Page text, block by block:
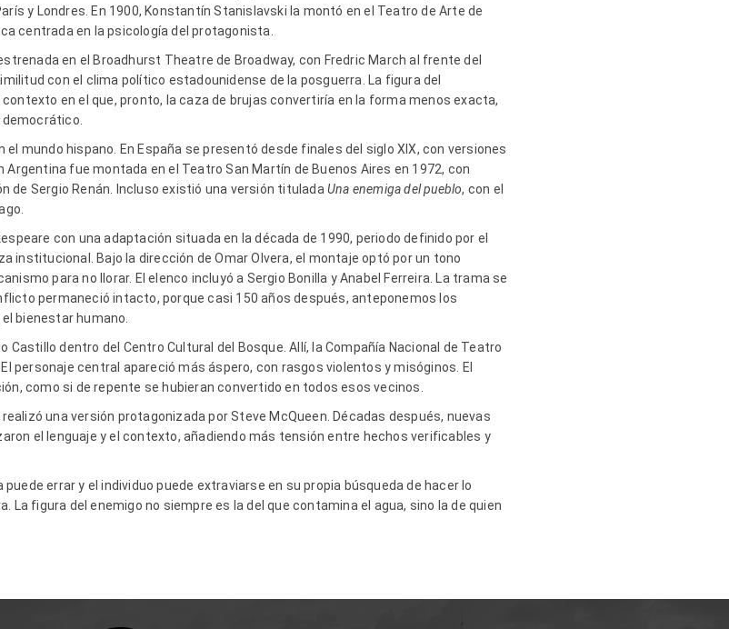
y Londres. En 1900, Konstantín Stanislavski la montó en el Teatro de Arte de
centrada en la psicología del protagonista.
en el Broadhurst Theatre de Broadway, con Fredric March al frente del
con el clima político estadounidense de la posguerra. La figura del
en el que, pronto, la caza de brujas convertiría en la forma menos exacta,
mundo hispano. En España se presentó desde finales del siglo XIX, con versiones
fue montada en el Teatro San Martín de Buenos Aires en 1972, con
de Sergio Renán. Incluso existió una versión tituladaUna enemiga del pueblo, con el
con una adaptación situada en la década de 1990, periodo definido por el
institucional. Bajo la dirección de Omar Olvera, el montaje optó por un tono
para no llorar. El elenco incluyó a Sergio Bonilla y Anabel Ferreira. La trama se
permaneció intacto, porque casi 150 años después, anteponemos los
bienestar humano.
dentro del Centro Cultural del Bosque. Allí, la Compañía Nacional de Teatro
personaje central apareció más áspero, con rasgos violentos y misóginos. El
como si de repente se hubieran convertido en todos esos vecinos.
una versión protagonizada por Steve McQueen. Décadas después, nuevas
el lenguaje y el contexto, añadiendo más tensión entre hechos verificables y
errar y el individuo puede extraviarse en su propia búsqueda de hacer lo
figura del enemigo no siempre es la del que contamina el agua, sino la de quien